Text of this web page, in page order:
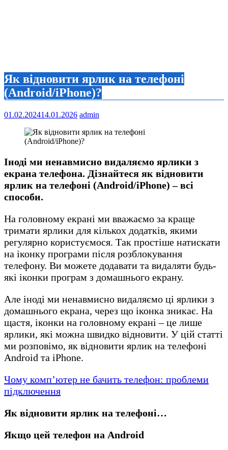
Як відновити ярлик на телефоні
(Android/iPhone)?
01.02.202414.01.2026 admin
Іноді ми ненавмисно видаляємо ярлики з
екрана телефона. Дізнайтеся як відновити
ярлик на телефоні (Android/iPhone) – всі
способи.
На головному екрані ми вважаємо за краще
тримати ярлики для кількох додатків, якими
регулярно користуємося. Так простіше натискати
на іконку програми після розблокування
телефону. Ви можете додавати та видаляти будь-
які іконки програм з домашнього екрану.
Але іноді ми ненавмисно видаляємо ці ярлики з
домашнього екрана, через що іконка зникає. На
щастя, іконки на головному екрані – це лише
ярлики, які можна швидко відновити. У цій статті
ми розповімо, як відновити ярлик на телефоні
Android та iPhone.
Чому комп’ютер не бачить телефон: проблеми
підключення
Як відновити ярлик на телефоні…
Якщо цей телефон на Android